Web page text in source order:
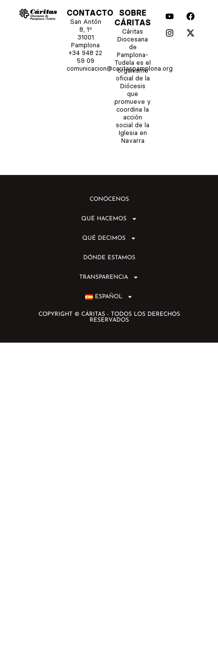
CONTACTO
San Antón
8, 1º
31001
Pamplona
+34 948 22
59 09
comunicacion@caritaspamplona.org
SOBRE
CÁRITAS
Cáritas
Diocesana
de
Pamplona-
Tudela es el
organismo
oficial de la
Diócesis
que
promueve y
coordina la
acción
social de la
Iglesia en
Navarra
Y
o
u
t
F
a
c
e
I
n
s
t
a
X
-
t
w
CONÓCENOS
QUÉ HACEMOS
QUÉ DECIMOS
DÓNDE ESTAMOS
TRANSPARENCIA
ESPAÑOL
COPYRIGHT © CÁRITAS - TODOS LOS DERECHOS
RESERVADOS